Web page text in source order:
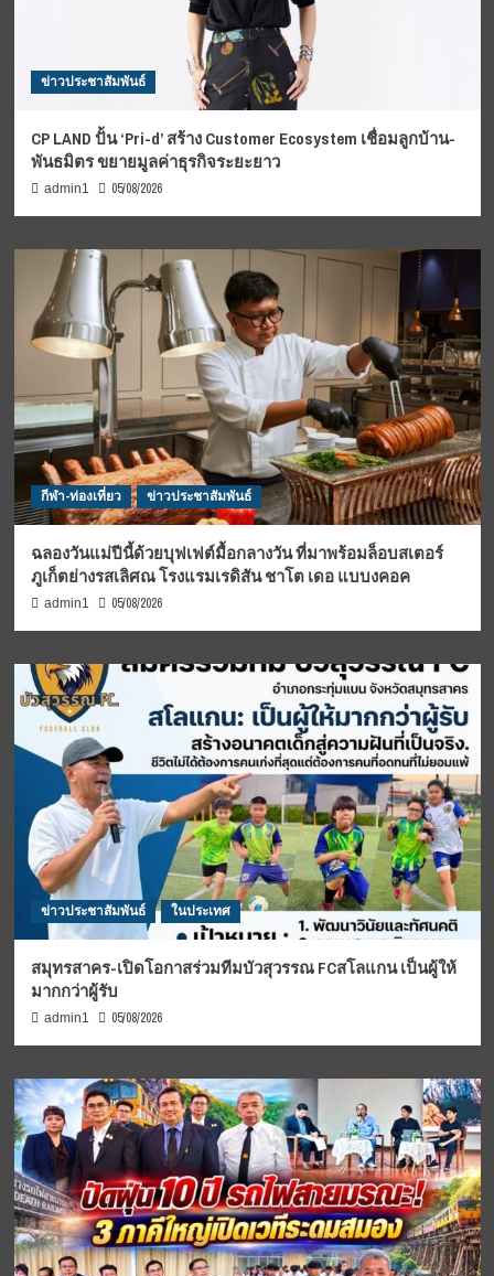
ข่าวประชาสัมพันธ์
CP LAND ปั้น ‘Pri-d’ สร้าง Customer Ecosystem เชื่อมลูกบ้าน-
พันธมิตร ขยายมูลค่าธุรกิจระยะยาว
admin1 05/08/2026
กีฬา-ท่องเที่ยว ข่าวประชาสัมพันธ์
ฉลองวันแม่ปีนี้ด้วยบุฟเฟต์มื้อกลางวัน ที่มาพร้อมล็อบสเตอร์
ภูเก็ตย่างรสเลิศณ โรงแรมเรดิสัน ชาโต เดอ แบบงคอค
admin1 05/08/2026
ข่าวประชาสัมพันธ์ ในประเทศ
สมุทรสาคร-เปิดโอกาสร่วมทีมบัวสุวรรณ FCสโลแกน เป็นผู้ให้
มากกว่าผู้รับ
admin1 05/08/2026